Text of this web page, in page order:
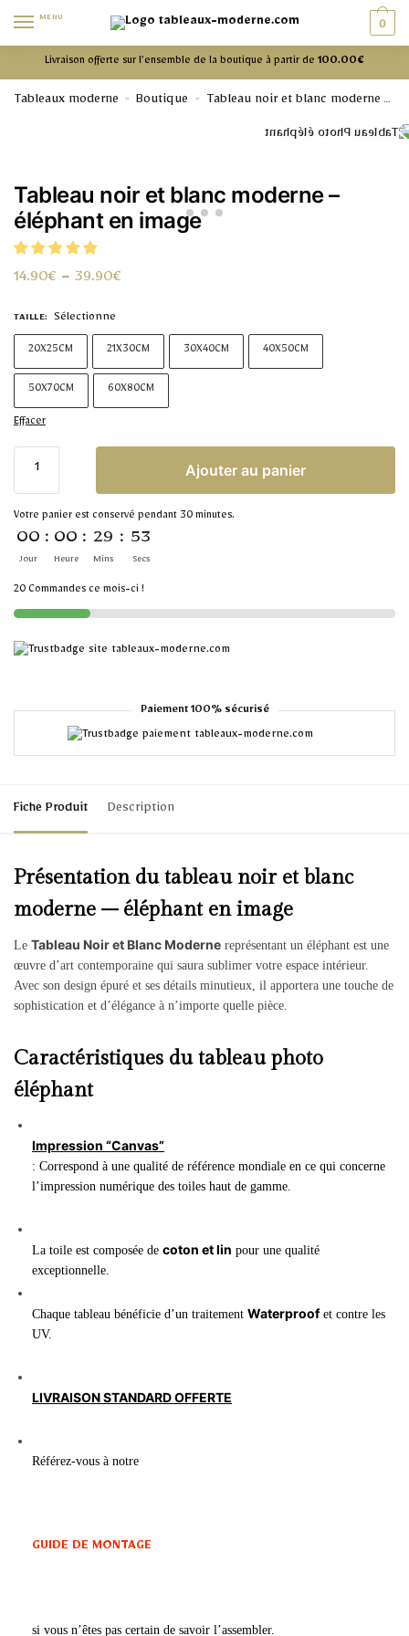
MENU 0
Livraison offerte sur l’ensemble de la boutique à partir de 100.00€
Tableaux moderne » Boutique » Tableau noir et blanc moderne
Tableau noir et blanc moderne –
éléphant en image
14.90€ – 39.90€
TAILLE: Sélectionne
20X25CM 21X30CM 30X40CM 40X50CM
50X70CM 60X80CM
Effacer
Ajouter au panier
Votre panier est conservé pendant 30 minutes.
00
Jour
: 00
Heure
: 29
Mins
: 53
Secs
20 Commandes ce mois-ci !
Paiement 100% sécurisé
Fiche Produit Description
Présentation du tableau noir et blanc
moderne – éléphant en image
Le Tableau Noir et Blanc Moderne représentant un éléphant est une
œuvre d’art contemporaine qui saura sublimer votre espace intérieur.
Avec son design épuré et ses détails minutieux, il apportera une touche de
sophistication et d’élégance à n’importe quelle pièce.
Caractéristiques du tableau photo
éléphant
Impression “Canvas”
: Correspond à une qualité de référence mondiale en ce qui concerne
l’impression numérique des toiles haut de gamme.
La toile est composée de coton et lin pour une qualité
exceptionnelle.
Chaque tableau bénéficie d’un traitement Waterproof et contre les
UV.
LIVRAISON STANDARD OFFERTE
Référez-vous à notre
GUIDE DE MONTAGE
si vous n’êtes pas certain de savoir l’assembler.